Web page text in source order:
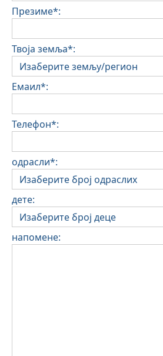
Презиме*:
Твоја земља*:
Емаил*:
Телефон*:
одрасли*:
дете:
напомене: